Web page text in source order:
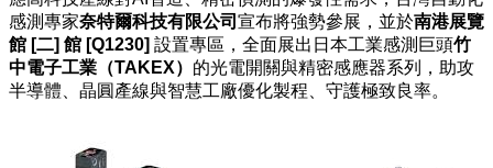
感測專家奈特爾科技有限公司 宣布將強勢參展，並於南港展覽
館 [二] 館 [Q1230] 設置專區，全面展出日本工業感測巨頭竹
中電子工業（TAKEX） 的光電開關與精密感應器系列，助攻
半導體、晶圓產線與智慧工廠優化製程、守護極致良率。